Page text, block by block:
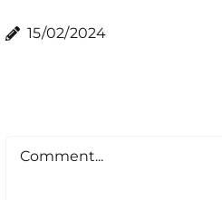
15/02/2024
Comment